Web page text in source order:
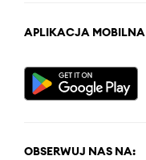
APLIKACJA MOBILNA
OBSERWUJ NAS NA: